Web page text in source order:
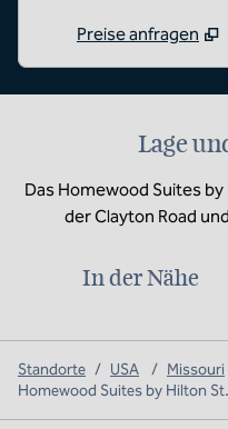
Preise anfragen
Lage
Das Homewood Suites by
der Clayton Road
In der Nähe
Standorte / USA / Missouri
Homewood Suites by Hilton